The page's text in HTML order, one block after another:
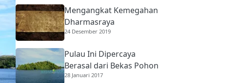
Mengangkat Kemegahan
Dharmasraya
24 Desember 2019
Pulau Ini Dipercaya
Berasal dari Bekas Pohon
Raksasa
28 Januari 2017